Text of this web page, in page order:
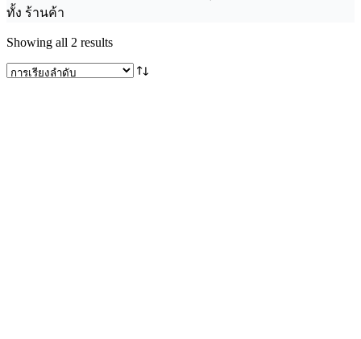
ทั้ง ร้านค้า
Showing all 2 results